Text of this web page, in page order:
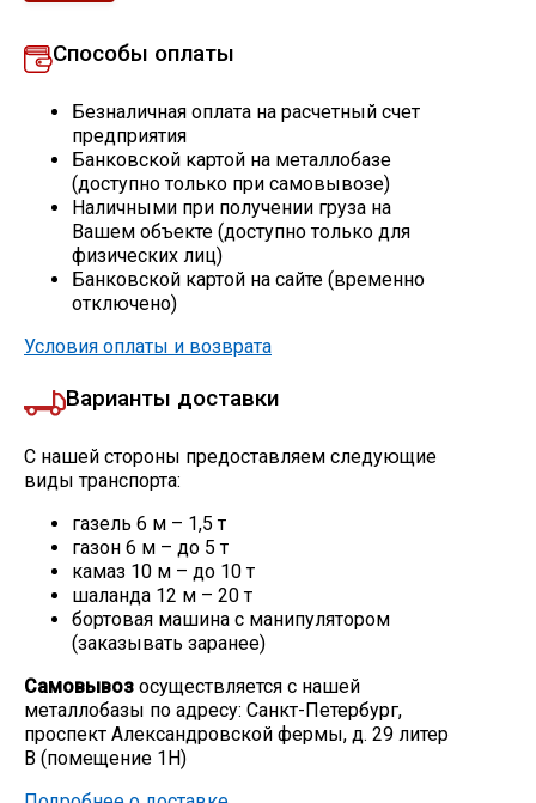
Нержавейка
Алюминиевый прокат
Способы оплаты
Безналичная оплата на расчетный счет
предприятия
Банковской картой на металлобазе
(доступно только при самовывозе)
Наличными при получении груза на
Вашем объекте (доступно только для
физических лиц)
Банковской картой на сайте (временно
отключено)
Условия оплаты и возврата
Варианты доставки
С нашей стороны предоставляем следующие
виды транспорта:
газель 6 м – 1,5 т
газон 6 м – до 5 т
камаз 10 м – до 10 т
шаланда 12 м – 20 т
бортовая машина с манипулятором
(заказывать заранее)
Самовывоз осуществляется с нашей
металлобазы по адресу: Санкт-Петербург,
проспект Александровской фермы, д. 29 литер
В (помещение 1Н)